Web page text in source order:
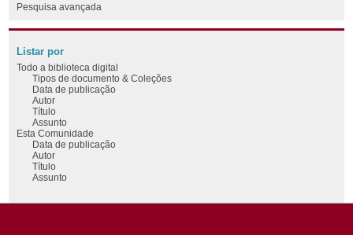
Pesquisa avançada
Listar por
Todo a biblioteca digital
Tipos de documento & Coleções
Data de publicação
Autor
Título
Assunto
Esta Comunidade
Data de publicação
Autor
Título
Assunto